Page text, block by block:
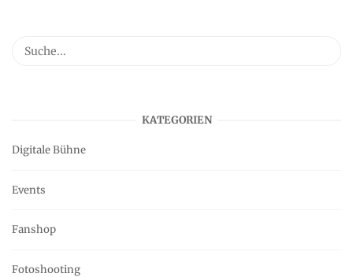
KATEGORIEN
Digitale Bühne
Events
Fanshop
Fotoshooting